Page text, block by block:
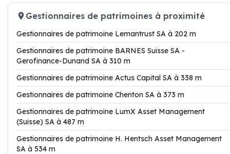
Gestionnaires de patrimoines à proximité
Gestionnaires de patrimoine Lemantrust SA à 202 m
Gestionnaires de patrimoine BARNES Suisse SA -
Gerofinance-Dunand SA à 310 m
Gestionnaires de patrimoine Actus Capital SA à 338 m
Gestionnaires de patrimoine Chenton SA à 373 m
Gestionnaires de patrimoine LumX Asset Management
(Suisse) SA à 487 m
Gestionnaires de patrimoine H. Hentsch Asset Management
SA à 534 m